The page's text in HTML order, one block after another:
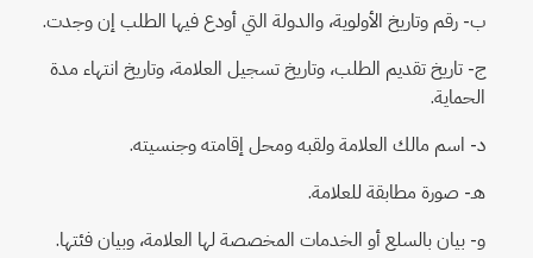
ب- رقم وتاريخ الأولوية، والدولة التي أودع فيها الطلب إن وجدت.
ج- تاريخ تقديم الطلب، وتاريخ تسجيل العلامة، وتاريخ انتهاء مدة
الحماية.
د- اسم مالك العلامة ولقبه ومحل إقامته وجنسيته.
هـ- صورة مطابقة للعلامة.
و- بيان بالسلع أو الخدمات المخصصة لها العلامة، وبيان فئتها.